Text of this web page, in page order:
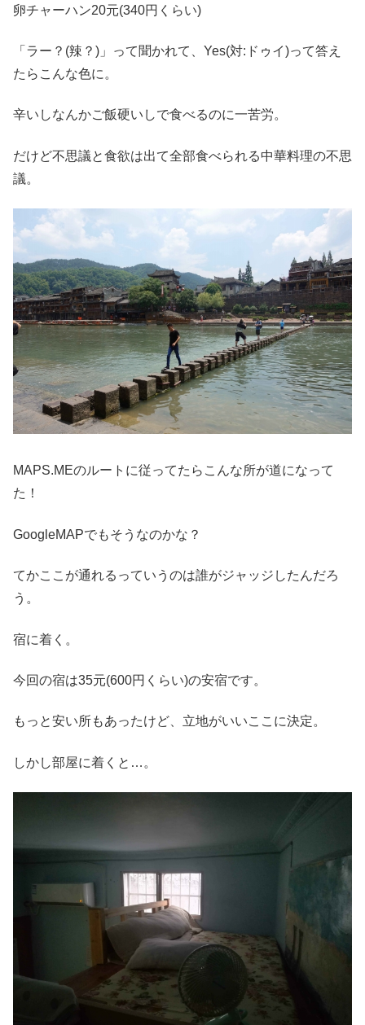
卵チャーハン20元(340円くらい)
「ラー？(辣？)」って聞かれて、Yes(対:ドゥイ)って答え
たらこんな色に。
辛いしなんかご飯硬いしで食べるのに一苦労。
だけど不思議と食欲は出て全部食べられる中華料理の不思
議。
MAPS.MEのルートに従ってたらこんな所が道になって
た！
GoogleMAPでもそうなのかな？
てかここが通れるっていうのは誰がジャッジしたんだろ
う。
宿に着く。
今回の宿は35元(600円くらい)の安宿です。
もっと安い所もあったけど、立地がいいここに決定。
しかし部屋に着くと…。